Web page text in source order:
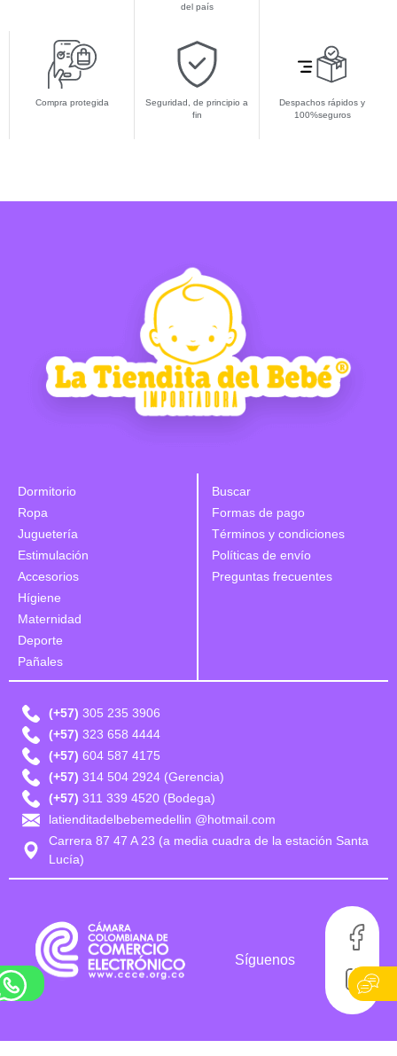
del país
Compra protegida
Seguridad, de principio a
fin
Despachos rápidos y
100%seguros
Dormitorio
Ropa
Juguetería
Estimulación
Accesorios
Hígiene
Maternidad
Deporte
Pañales
Buscar
Formas de pago
Términos y condiciones
Políticas de envío
Preguntas frecuentes
(+57) 305 235 3906
(+57) 323 658 4444
(+57) 604 587 4175
(+57) 314 504 2924 (Gerencia)
(+57) 311 339 4520 (Bodega)
latienditadelbebemedellin @hotmail.com
Carrera 87 47 A 23 (a media cuadra de la estación Santa
Lucía)
Síguenos